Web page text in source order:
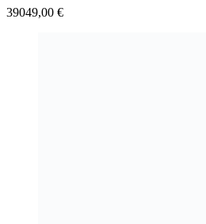
39049,00 €